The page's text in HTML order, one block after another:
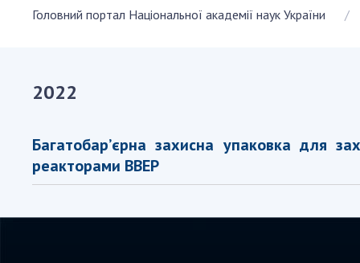
Головний портал Національної академії наук України
2022
Багатобар’єрна захисна упаковка для
реакторами ВВЕР